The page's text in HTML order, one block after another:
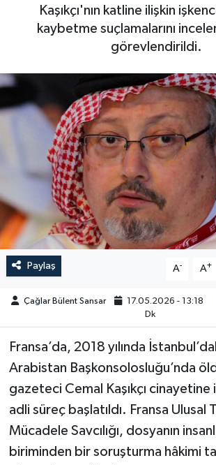
Kaşıkçı'nın katline ilişkin
kaybetme suçlamalarını
görevlendirildi.
Paylaş A- A+
Çağlar Bülent Sansar 17.05.2026 - 13:18
Dk
Fransa’da, 2018 yılında
Arabistan Başkonsolosluğu’nda
gazeteci Cemal Kaşıkçı cinayetine
adli süreç başlatıldı. Fransa Ulusal
Mücadele Savcılığı, dosyanın
biriminden bir soruşturma hâkimi